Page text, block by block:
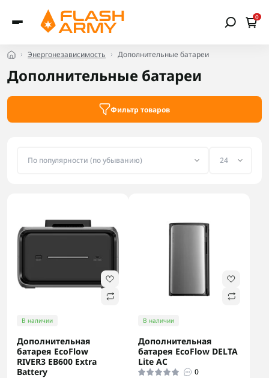
0
Энергонезависимость Дополнительные батареи
Дополнительные батареи
Фильтр товаров
В наличии
Дополнительная
батарея EcoFlow
RIVER3 EB600 Extra
Battery
В наличии
Дополнительная
батарея EcoFlow DELTA
Lite AC
0